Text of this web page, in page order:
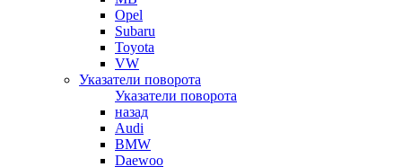
Opel
Subaru
Toyota
VW
Указатели поворота
Указатели поворота
назад
Audi
BMW
Daewoo